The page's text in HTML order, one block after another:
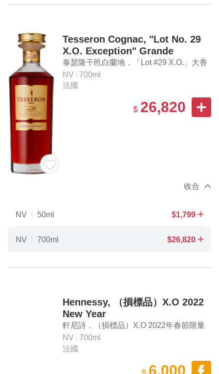
Tesseron Cognac, "Lot No. 29
X.O. Exception" Grande
Champagne Cognac
泰瑟隆干邑白蘭地．「Lot #29 X.O.」大香
檳區 干邑白蘭地
NV
700ml
法國
$ 26,820
收合
NV 50ml $1,799
NV 700ml $26,820
Hennessy, （損標品）X.O 2022
New Year
軒尼詩．（損標品）X.O 2022年春節限量
版
NV
700ml
法國
6,000